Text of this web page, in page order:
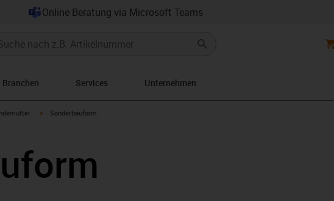
Online Beratung via Microsoft Teams
Branchen Services Unternehmen
arrow-right igus-icon-arrow-right
Sonderbauform